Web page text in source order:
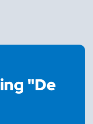
"De